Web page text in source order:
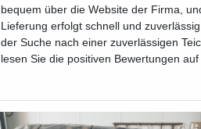
bequem über die Website der Firma,
Lieferung erfolgt schnell und
der Suche nach einer zuverlässigen
lesen Sie die positiven Bewertungen auf